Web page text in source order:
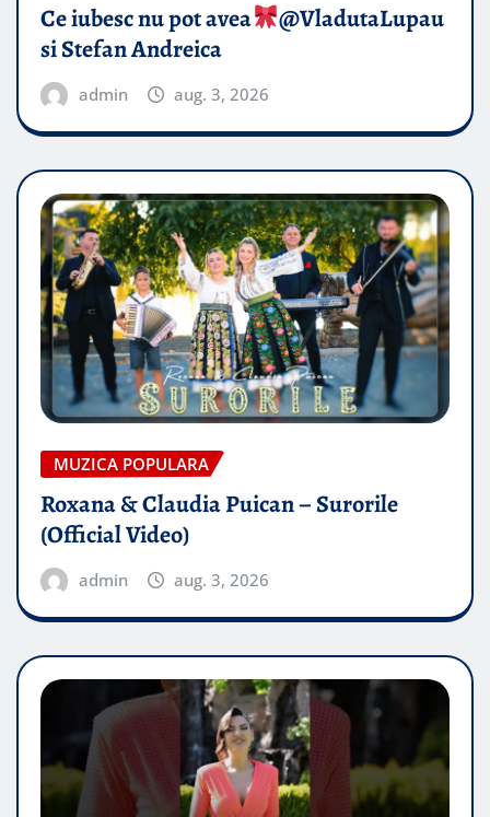
Ce iubesc nu pot avea
​@VladutaLupau
si Stefan Andreica
admin aug. 3, 2026
MUZICA POPULARA
Roxana & Claudia Puican – Surorile
(Official Video)
admin aug. 3, 2026